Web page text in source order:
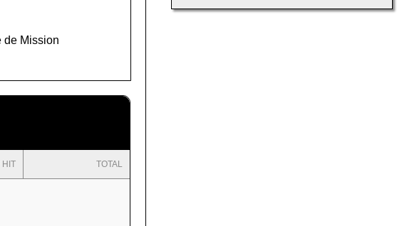
de Mission
HIT TOTAL